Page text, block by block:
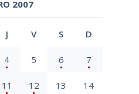
2007
J V S D
4 5 6 7
11 12 13 14